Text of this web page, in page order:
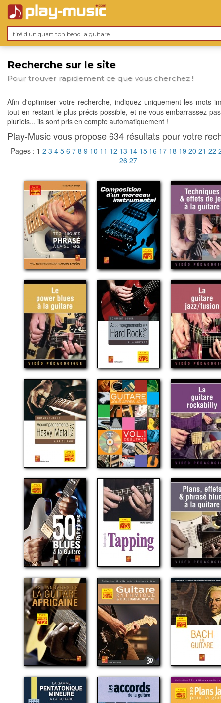
Recherche sur le site
Pour trouver rapidement ce que vous cherchez !
Afin d'optimiser votre recherche, indiquez uniquement les mots
tout en restant le plus précis possible, et ne vous embarrassez
pluriels... ils sont pris en compte automatiquement !
Play-Music vous propose 634 résultats pour votre
Pages : 1 2 3 4 5 6 7 8 9 10 11 12 13 14 15 16 17 18 19 20 21 22
26 27